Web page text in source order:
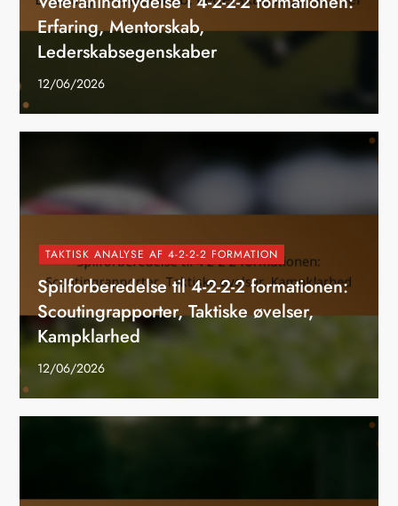
Erfaring, Mentorskab,
Lederskabsegenskaber
12/06/2026
TAKTISK ANALYSE AF 4-2-2-2 FORMATION
Spilforberedelse til 4-2-2-2 formationen:
Scoutingrapporter, Taktiske øvelser,
Kampklarhed
12/06/2026